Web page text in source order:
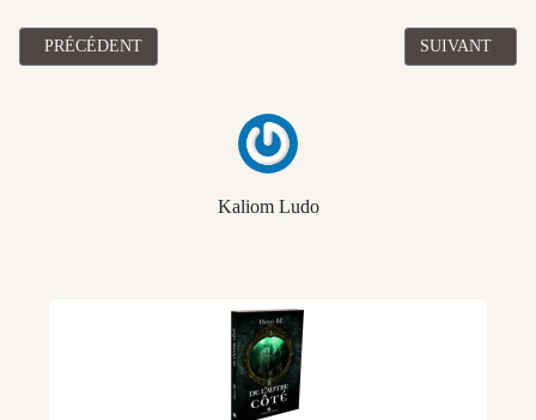
Kaliom Ludo
ARTICLE PRÉCÉDENT : BILAN MAI 2019 DES VENTES ET
PRÉCÉDENT ARTICLE
SUIVANT